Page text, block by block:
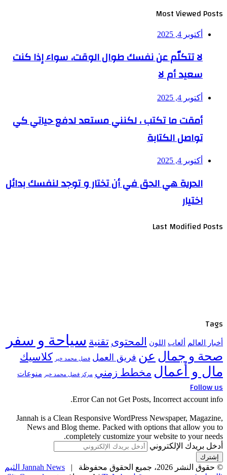
Most Viewed Posts
أكتوبر 4, 2025
لا تتكلّم عن نفسك طوال الوقت، سواء إذا كنت
سعيد أم لا
أكتوبر 4, 2025
أمقت ما تكتب ، لكنني مستعد لدفع حياتي كي
تواصل الكتابة
أكتوبر 4, 2025
الحرية هي الحق في أن تختار و توجد لنفسك بدائل
اختيار
Last Modified Posts
Tags
أخبار العالم ألعاب اللون المحتوى تقنية سياحة و سفر
صحة و جمال عن فريق العمل فضل محمد خير كلاسيك
مال و أعمال مخطط زمني مركز فضل محمد خير منوعات
Follow us
Error Can not Get Posts, Incorrect account info.
Jannah is a Clean Responsive WordPress Newspaper, Magazine,
News and Blog theme. Packed with options that allow you to
completely customize your website to your needs.
أدخل بريدك الإلكتروني
© حقوق النشر 2026، جميع الحقوق محفوظة |
Jannah News الثيم